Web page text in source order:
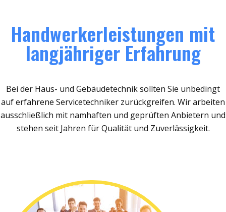
Handwerkerleistungen mit
langjähriger Erfahrung
Bei der Haus- und Gebäudetechnik sollten Sie unbedingt
auf erfahrene Servicetechniker zurückgreifen. Wir arbeiten
ausschließlich mit namhaften und geprüften Anbietern und
stehen seit Jahren für Qualität und Zuverlässigkeit.